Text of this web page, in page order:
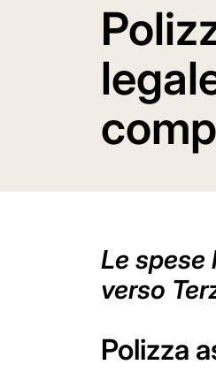
Le
verso
Polizza